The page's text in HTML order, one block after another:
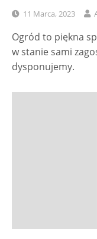
11 Marca, 2023
Ogród to piękna
w stanie sami
dysponujemy.